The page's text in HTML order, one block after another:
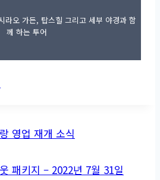
라오 가든, 탑스힐 그리고 세부 야경과 함
께 하는 투어
영업 재개 소식
패키지 – 2022년 7월 31일